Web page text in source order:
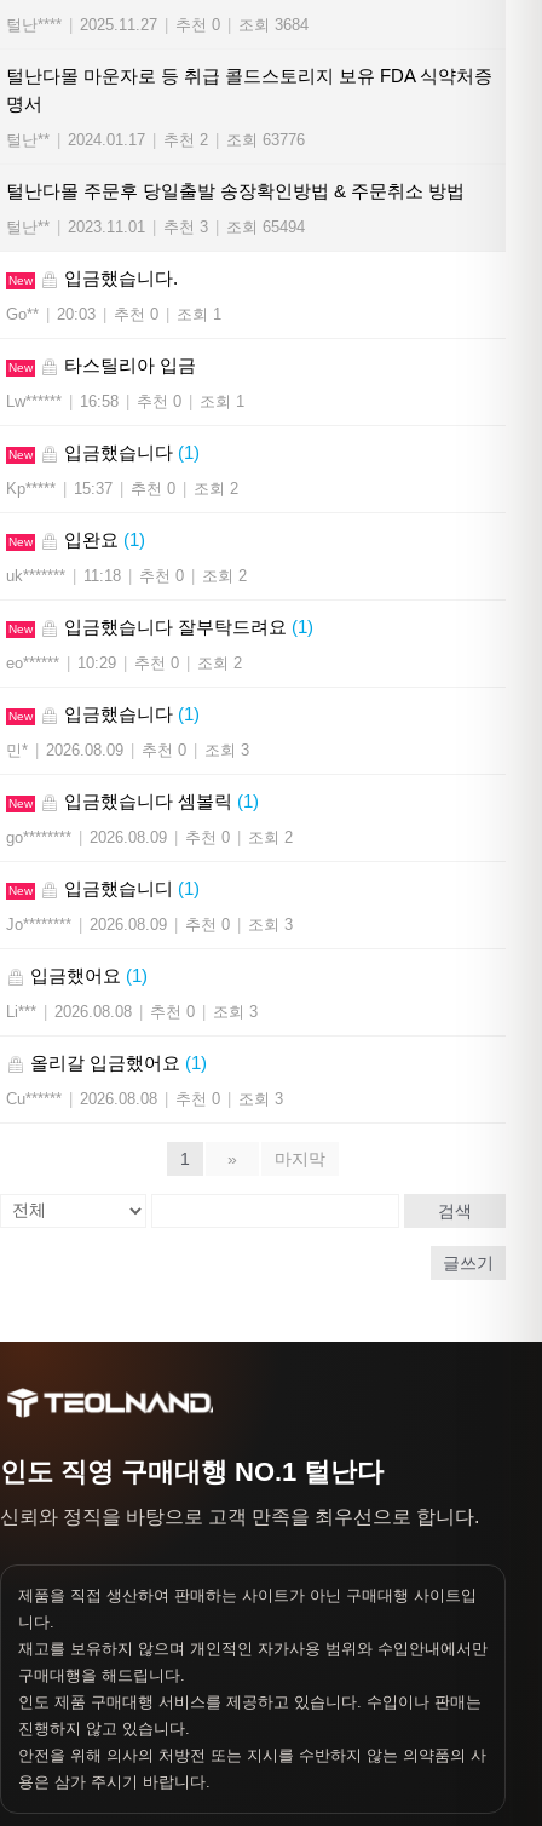
털난**** 2025.11.27 추천 0 조회 3684
털난다몰 마운자로 등 취급 콜드스토리지 보유 FDA 식약처증
명서
털난** 2024.01.17 추천 2 조회 63776
털난다몰 주문후 당일출발 송장확인방법 & 주문취소 방법
털난** 2023.11.01 추천 3 조회 65494
New 입금했습니다.
Go** 20:03 추천 0 조회 1
New 타스틸리아 입금
Lw****** 16:58 추천 0 조회 1
New 입금했습니다 (1)
Kp***** 15:37 추천 0 조회 2
New 입완요 (1)
uk******* 11:18 추천 0 조회 2
New 입금했습니다 잘부탁드려요 (1)
eo****** 10:29 추천 0 조회 2
New 입금했습니다 (1)
민* 2026.08.09 추천 0 조회 3
New 입금했습니다 셈볼릭 (1)
go******** 2026.08.09 추천 0 조회 2
New 입금했습니디 (1)
Jo******** 2026.08.09 추천 0 조회 3
입금했어요 (1)
Li*** 2026.08.08 추천 0 조회 3
올리갈 입금했어요 (1)
Cu****** 2026.08.08 추천 0 조회 3
1 » 마지막
검색
글쓰기
인도 직영 구매대행 NO.1 털난다
신뢰와 정직을 바탕으로 고객 만족을 최우선으로 합니다.
제품을 직접 생산하여 판매하는 사이트가 아닌 구매대행 사이트입
니다.
재고를 보유하지 않으며 개인적인 자가사용 범위와 수입안내에서만
구매대행을 해드립니다.
인도 제품 구매대행 서비스를 제공하고 있습니다. 수입이나 판매는
진행하지 않고 있습니다.
안전을 위해 의사의 처방전 또는 지시를 수반하지 않는 의약품의 사
용은 삼가 주시기 바랍니다.